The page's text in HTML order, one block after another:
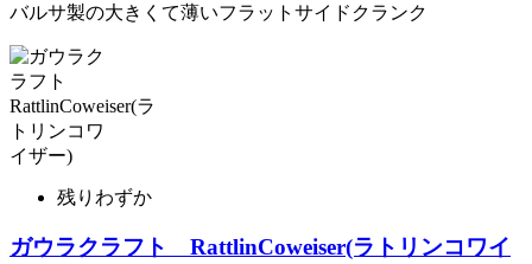
バルサ製の大きくて薄いフラットサイドクランク
残りわずか
ガウラクラフト RattlinCoweiser(ラトリンコワイ